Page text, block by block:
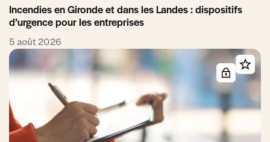
Incendies en Gironde et dans les Landes : dispositifs
d’urgence pour les entreprises
5 août 2026